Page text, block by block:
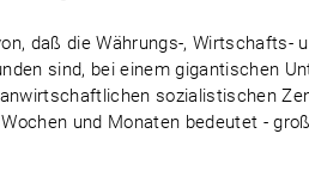
daß die Währungs-, Wirtschafts-
sind, bei einem gigantischen
sozialistischen
und Monaten bedeutet -